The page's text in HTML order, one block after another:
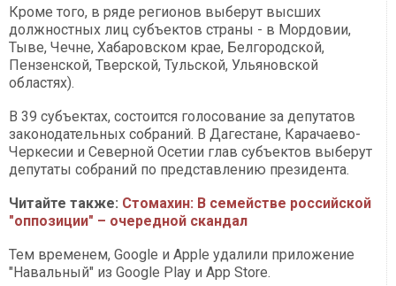
Кроме того, в ряде регионов выберут высших
должностных лиц субъектов страны - в Мордовии,
Тыве, Чечне, Хабаровском крае, Белгородской,
Пензенской, Тверской, Тульской, Ульяновской
областях).
В 39 субъектах, состоится голосование за депутатов
законодательных собраний. В Дагестане, Карачаево-
Черкесии и Северной Осетии глав субъектов выберут
депутаты собраний по представлению президента.
Читайте также: Стомахин: В семействе российской
"оппозиции" – очередной скандал
Тем временем, Google и Apple удалили приложение
"Навальный" из Google Play и App Store.